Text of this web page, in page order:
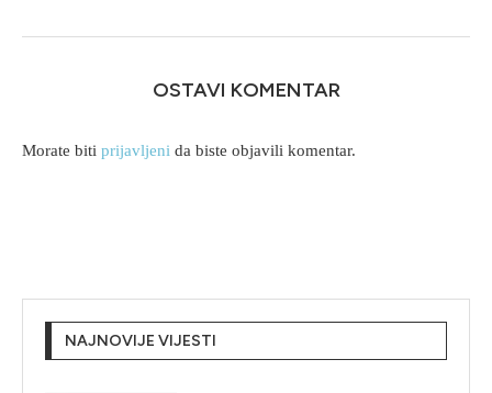
OSTAVI KOMENTAR
Morate biti prijavljeni da biste objavili komentar.
NAJNOVIJE VIJESTI